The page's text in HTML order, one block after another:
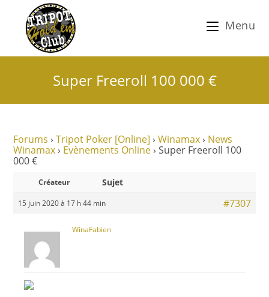
Menu
Super Freeroll 100 000 €
Forums › Tripot Poker [Online] › Winamax › News
Winamax › Evènements Online › Super Freeroll 100
000 €
Créateur Sujet
15 juin 2020 à 17 h 44 min #7307
WinaFabien